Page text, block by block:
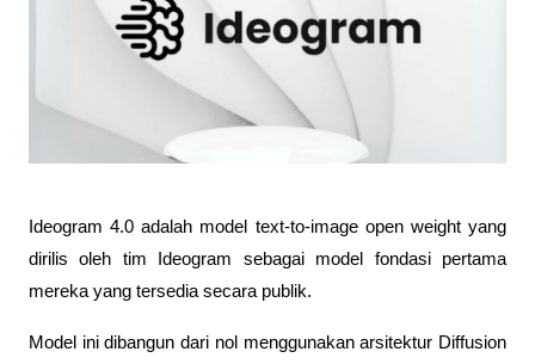
Ideogram 4.0 adalah model text-to-image open weight yang
dirilis oleh tim Ideogram sebagai model fondasi pertama
mereka yang tersedia secara publik.
Model ini dibangun dari nol menggunakan arsitektur Diffusion